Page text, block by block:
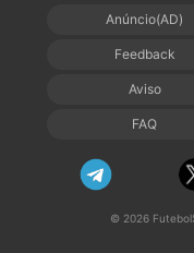
Anúncio(AD)
Feedback
Aviso
FAQ
© 2026